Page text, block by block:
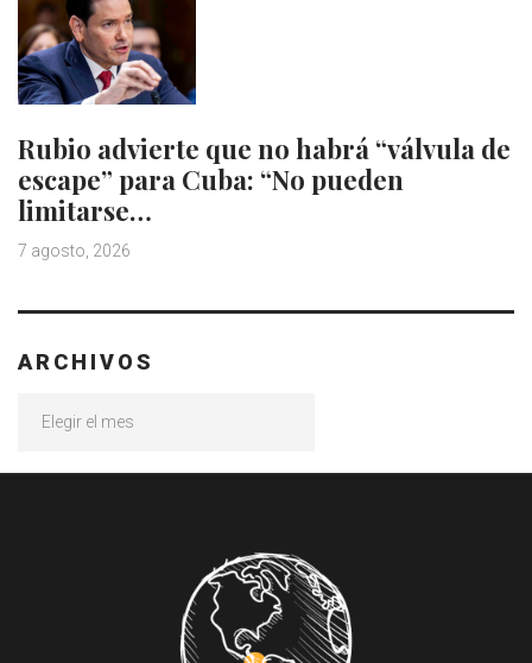
Rubio advierte que no habrá “válvula de
escape” para Cuba: “No pueden
limitarse…
7 agosto, 2026
ARCHIVOS